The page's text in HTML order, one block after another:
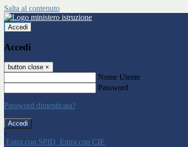
Salta al contenuto
Accedi
Accedi
button close ×
Nome Utente
Password
Password dimenticata?
-
Entra con SPID Entra con CIE